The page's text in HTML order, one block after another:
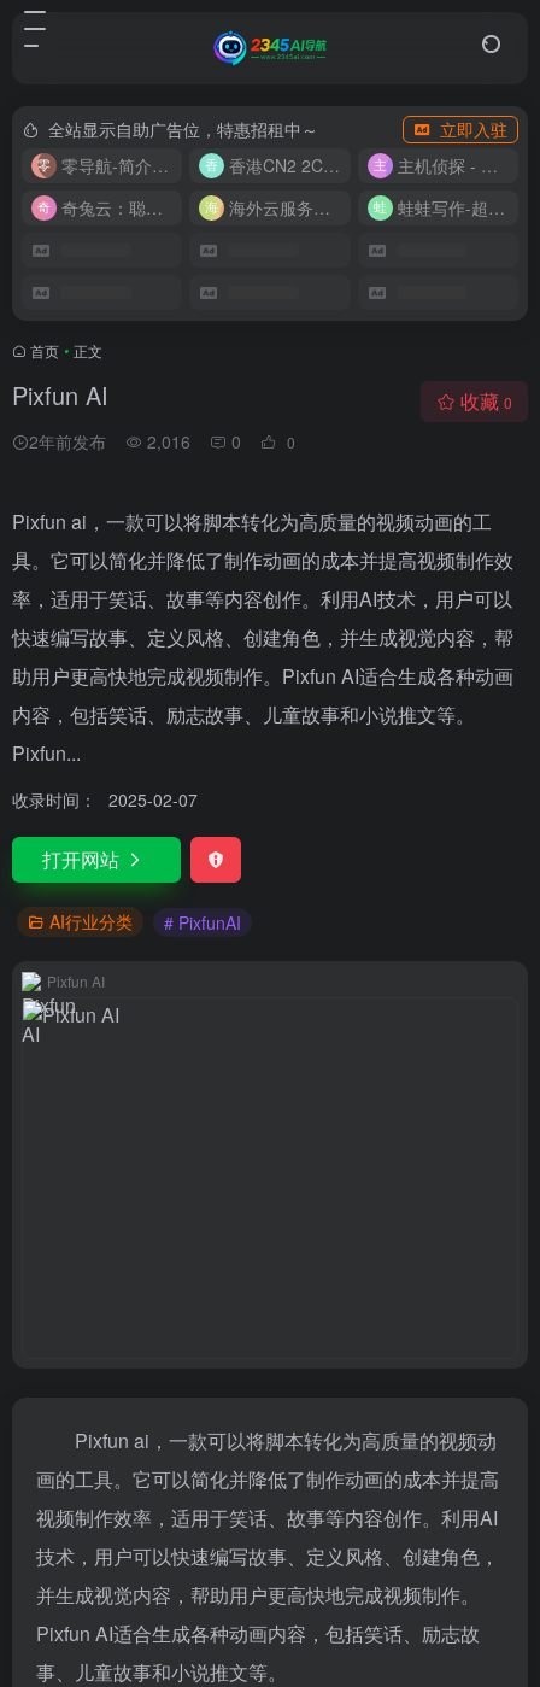
全站显示自助广告位，特惠招租中～
立即入驻
零导航-简介实用的网址导航
香港CN2 2C2G20M 9.9/月
主机侦探 - 少花钱，用好云
奇兔云：聪明人的“省”钱计划！
海外云服务器全网最低价 蛙蛙写作-超级AI智能写作助手
首页 • 正文
Pixfun AI
2年前发布 2,016 0 0
收藏 0
Pixfun ai，一款可以将脚本转化为高质量的视频动画的工
具。它可以简化并降低了制作动画的成本并提高视频制作效
率，适用于笑话、故事等内容创作。利用AI技术，用户可以
快速编写故事、定义风格、创建角色，并生成视觉内容，帮
助用户更高快地完成视频制作。Pixfun AI适合生成各种动画
内容，包括笑话、励志故事、儿童故事和小说推文等。
Pixfun...
收录时间： 2025-02-07
打开网站
AI行业分类 # PixfunAI
Pixfun AI
Pixfun ai，一款可以将脚本转化为高质量的视频动
画的工具。它可以简化并降低了制作动画的成本并提高
视频制作效率，适用于笑话、故事等内容创作。利用AI
技术，用户可以快速编写故事、定义风格、创建角色，
并生成视觉内容，帮助用户更高快地完成视频制作。
Pixfun AI适合生成各种动画内容，包括笑话、励志故
事、儿童故事和小说推文等。